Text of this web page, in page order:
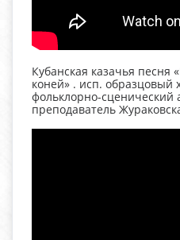
Кубанская казачья песня
коней» . исп. образцовый
фольклорно-сценический
преподаватель